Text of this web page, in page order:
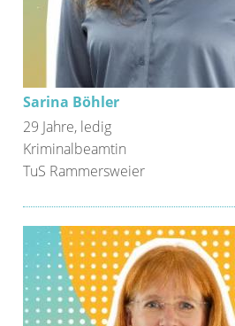
Sarina Böhler
29 Jahre, ledig
Kriminalbeamtin
TuS Rammersweier